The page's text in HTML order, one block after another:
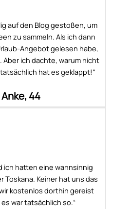
auf den Blog gestoßen, um
zu sammeln. Als ich dann
Angebot gelesen habe,
Aber ich dachte, warum nicht
hat es geklappt!“
Anke, 44
ich hatten eine wahnsinnig
Toskana. Keiner hat uns das
kostenlos dorthin gereist
war tatsächlich so.“